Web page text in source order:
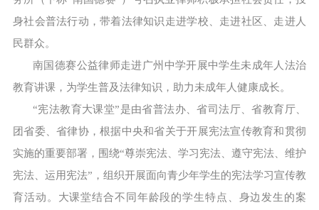
身社会普法行动，带着法律知识走进学校、走进社区、走进人
民群众。
南国德赛公益律师走进广州中学开展中学生未成年人法治
教育讲课，为学生普及法律知识，助力未成年人健康成长。
“宪法教育大课堂”是由省普法办、省司法厅、省教育厅、
团省委、省律协，根据中央和省关于开展宪法宣传教育和贯彻
实施的重要部署，围绕“尊崇宪法、学习宪法、遵守宪法、维护
宪法、运用宪法”，组织开展面向青少年学生的宪法学习宣传教
育活动。大课堂结合不同年龄段的学生特点、身边发生的案